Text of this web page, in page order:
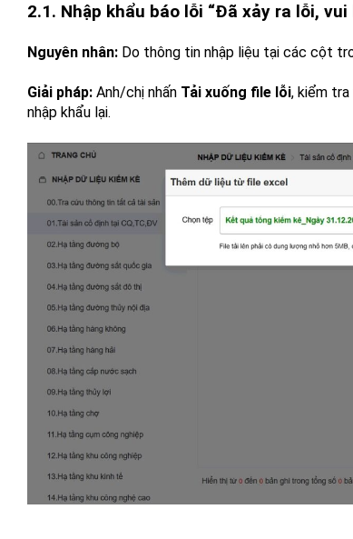
2.1. Nhập khẩu báo lỗi “Đã xảy ra lỗi,
Nguyên nhân: Do thông tin nhập liệu tại các cột
Giải pháp: Anh/chị nhấn Tải xuống file lỗi, kiểm
nhập khẩu lại.